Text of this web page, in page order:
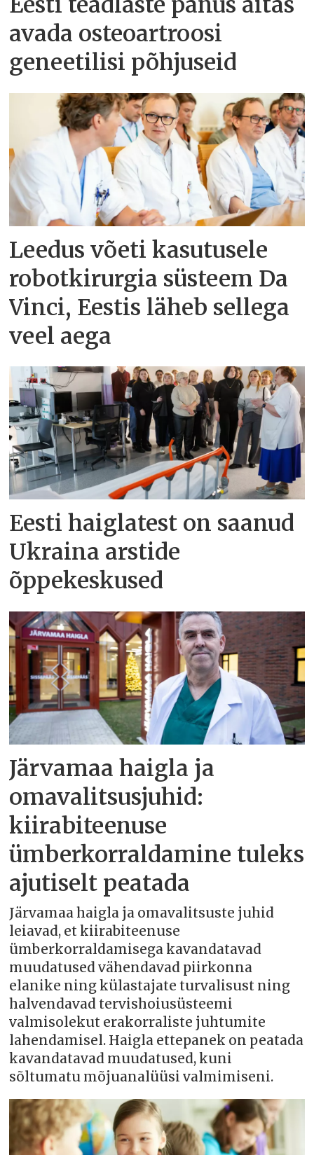
avada osteoartroosi
geneetilisi põhjuseid
Leedus võeti kasutusele
robotkirurgia süsteem Da
Vinci, Eestis läheb sellega
veel aega
Eesti haiglatest on saanud
Ukraina arstide
õppekeskused
Järvamaa haigla ja
omavalitsusjuhid:
kiirabiteenuse
ümberkorraldamine tuleks
ajutiselt peatada
Järvamaa haigla ja omavalitsuste juhid
leiavad, et kiirabiteenuse
ümberkorraldamisega kavandatavad
muudatused vähendavad piirkonna
elanike ning külastajate turvalisust ning
halvendavad tervishoiusüsteemi
valmisolekut erakorraliste juhtumite
lahendamisel. Haigla ettepanek on peatada
kavandatavad muudatused, kuni
sõltumatu mõjuanalüüsi valmimiseni.